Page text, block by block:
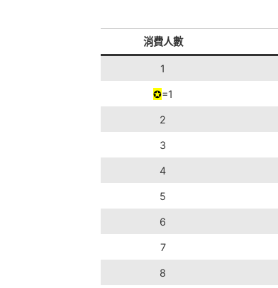
消費人數
1
✪=1
2
3
4
5
6
7
8